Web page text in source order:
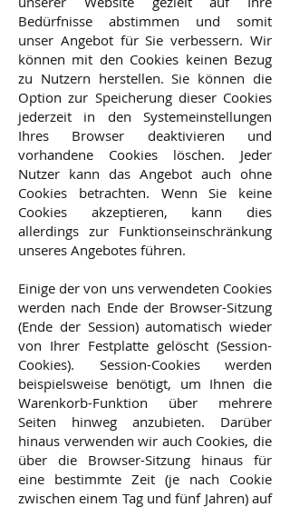
Bedürfnisse abstimmen und somit
unser Angebot für Sie verbessern. Wir
können mit den Cookies keinen Bezug
zu Nutzern herstellen. Sie können die
Option zur Speicherung dieser Cookies
jederzeit in den Systemeinstellungen
Ihres Browser deaktivieren und
vorhandene Cookies löschen. Jeder
Nutzer kann das Angebot auch ohne
Cookies betrachten. Wenn Sie keine
Cookies akzeptieren, kann dies
allerdings zur Funktionseinschränkung
unseres Angebotes führen.
Einige der von uns verwendeten Cookies
werden nach Ende der Browser-Sitzung
(Ende der Session) automatisch wieder
von Ihrer Festplatte gelöscht (Session-
Cookies). Session-Cookies werden
beispielsweise benötigt, um Ihnen die
Warenkorb-Funktion über mehrere
Seiten hinweg anzubieten. Darüber
hinaus verwenden wir auch Cookies, die
über die Browser-Sitzung hinaus für
eine bestimmte Zeit (je nach Cookie
zwischen einem Tag und fünf Jahren) auf